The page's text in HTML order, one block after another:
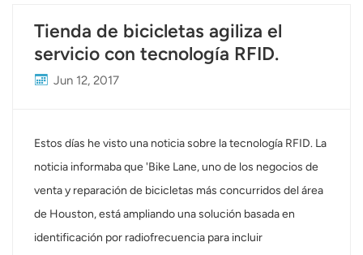
Deutsch
Português
Nederland
Tienda de bicicletas agiliza el
servicio con tecnología RFID.
Jun 12, 2017
Estos días he visto una noticia sobre la tecnología RFID. La
noticia informaba que 'Bike Lane, uno de los negocios de
venta y reparación de bicicletas más concurridos del área
de Houston, está ampliando una solución basada en
identificación por radiofrecuencia para incluir